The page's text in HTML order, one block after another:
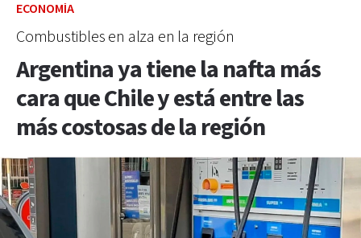
ECONOMÍA
Combustibles en alza en la región
Argentina ya tiene la nafta más
cara que Chile y está entre las
más costosas de la región